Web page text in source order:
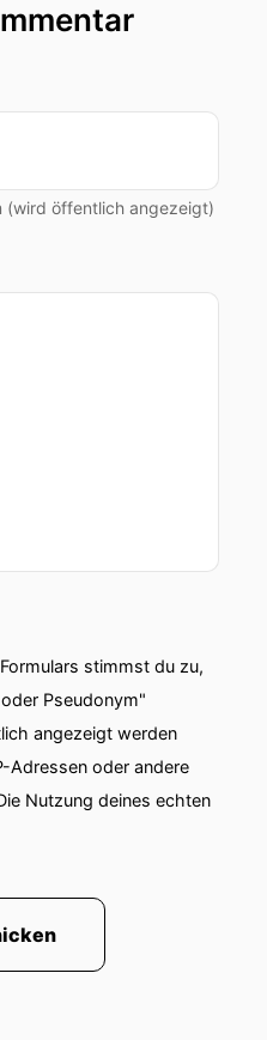
(wird öffentlich angezeigt)
stimmst du zu,
Pseudonym"
angezeigt werden
Adressen oder andere
Nutzung deines echten